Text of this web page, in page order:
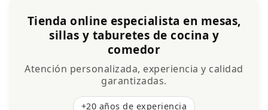
Tienda online especialista en mesas,
sillas y taburetes de cocina y
comedor
Atención personalizada, experiencia y calidad
garantizadas.
+20 años de experiencia